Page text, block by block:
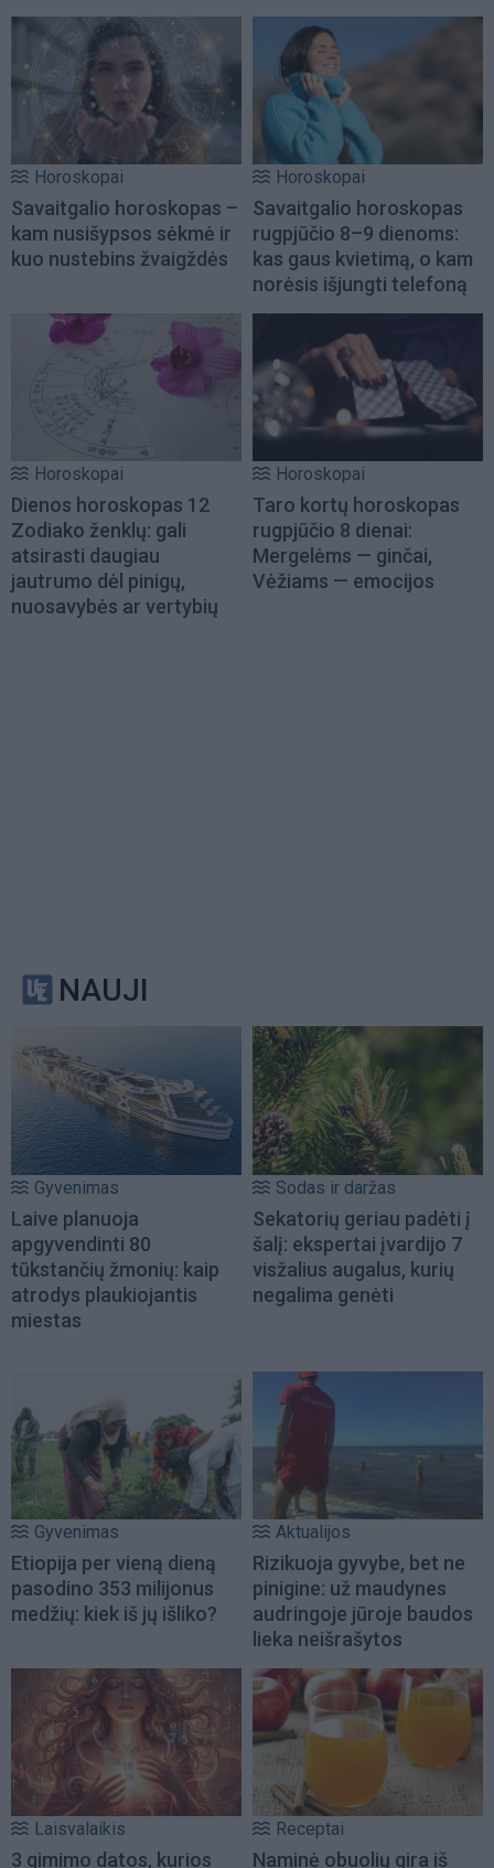
Horoskopai
Savaitgalio horoskopas –
kam nusišypsos sėkmė ir
kuo nustebins žvaigždės
Horoskopai
Savaitgalio horoskopas
rugpjūčio 8–9 dienoms:
kas gaus kvietimą, o kam
norėsis išjungti telefoną
Horoskopai
Dienos horoskopas 12
Zodiako ženklų: gali
atsirasti daugiau
jautrumo dėl pinigų,
nuosavybės ar vertybių
Horoskopai
Taro kortų horoskopas
rugpjūčio 8 dienai:
Mergelėms — ginčai,
Vėžiams — emocijos
NAUJI
Gyvenimas
Laive planuoja
apgyvendinti 80
tūkstančių žmonių: kaip
atrodys plaukiojantis
miestas
Sodas ir daržas
Sekatorių geriau padėti į
šalį: ekspertai įvardijo 7
visžalius augalus, kurių
negalima genėti
Gyvenimas
Etiopija per vieną dieną
pasodino 353 milijonus
medžių: kiek iš jų išliko?
Aktualijos
Rizikuoja gyvybe, bet ne
pinigine: už maudynes
audringoje jūroje baudos
lieka neišrašytos
Laisvalaikis
3 gimimo datos, kurios
Receptai
Naminė obuolių gira iš